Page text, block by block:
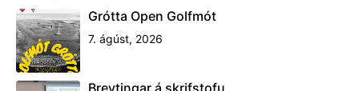
Grótta Open Golfmót
7. ágúst, 2026
Breytingar á skrifstofu